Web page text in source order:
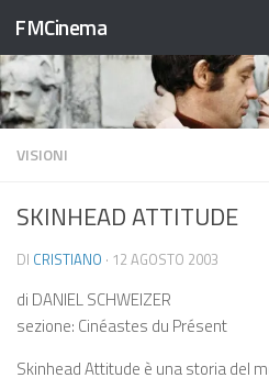
Salta al contenuto
FMCinema
VISIONI
SKINHEAD ATTITUDE
DI CRISTIANO · 12 AGOSTO 2003
di DANIEL SCHWEIZER
sezione: Cinéastes du Présent
Skinhead Attitude è una storia del